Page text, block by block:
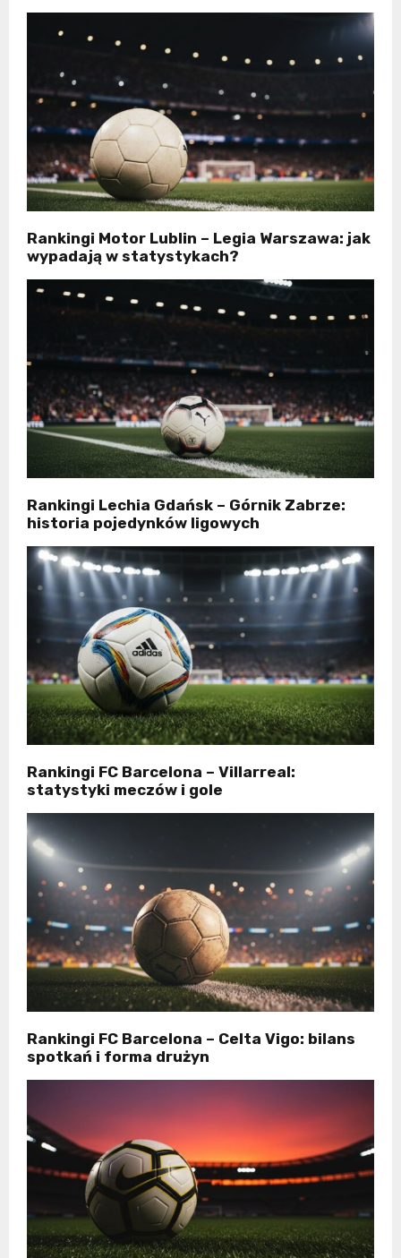
Rankingi Motor Lublin – Legia Warszawa: jak
wypadają w statystykach?
Rankingi Lechia Gdańsk – Górnik Zabrze:
historia pojedynków ligowych
Rankingi FC Barcelona – Villarreal:
statystyki meczów i gole
Rankingi FC Barcelona – Celta Vigo: bilans
spotkań i forma drużyn